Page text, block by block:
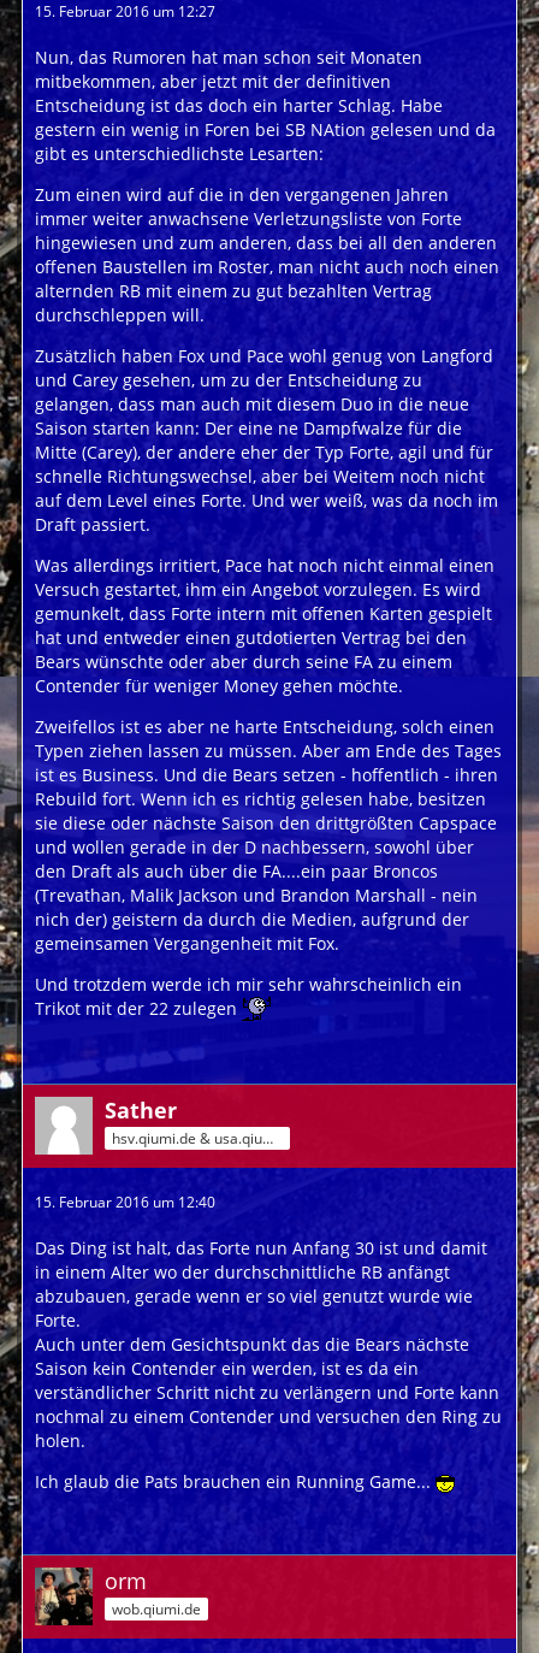
15. Februar 2016 um 12:27
Nun, das Rumoren hat man schon seit Monaten
mitbekommen, aber jetzt mit der definitiven
Entscheidung ist das doch ein harter Schlag. Habe
gestern ein wenig in Foren bei SB NAtion gelesen und da
gibt es unterschiedlichste Lesarten:
Zum einen wird auf die in den vergangenen Jahren
immer weiter anwachsene Verletzungsliste von Forte
hingewiesen und zum anderen, dass bei all den anderen
offenen Baustellen im Roster, man nicht auch noch einen
alternden RB mit einem zu gut bezahlten Vertrag
durchschleppen will.
Zusätzlich haben Fox und Pace wohl genug von Langford
und Carey gesehen, um zu der Entscheidung zu
gelangen, dass man auch mit diesem Duo in die neue
Saison starten kann: Der eine ne Dampfwalze für die
Mitte (Carey), der andere eher der Typ Forte, agil und für
schnelle Richtungswechsel, aber bei Weitem noch nicht
auf dem Level eines Forte. Und wer weiß, was da noch im
Draft passiert.
Was allerdings irritiert, Pace hat noch nicht einmal einen
Versuch gestartet, ihm ein Angebot vorzulegen. Es wird
gemunkelt, dass Forte intern mit offenen Karten gespielt
hat und entweder einen gutdotierten Vertrag bei den
Bears wünschte oder aber durch seine FA zu einem
Contender für weniger Money gehen möchte.
Zweifellos ist es aber ne harte Entscheidung, solch einen
Typen ziehen lassen zu müssen. Aber am Ende des Tages
ist es Business. Und die Bears setzen - hoffentlich - ihren
Rebuild fort. Wenn ich es richtig gelesen habe, besitzen
sie diese oder nächste Saison den drittgrößten Capspace
und wollen gerade in der D nachbessern, sowohl über
den Draft als auch über die FA....ein paar Broncos
(Trevathan, Malik Jackson und Brandon Marshall - nein
nich der) geistern da durch die Medien, aufgrund der
gemeinsamen Vergangenheit mit Fox.
Und trotzdem werde ich mir sehr wahrscheinlich ein
Trikot mit der 22 zulegen
Sather
hsv.qiumi.de & usa.qiumi.de
15. Februar 2016 um 12:40
Das Ding ist halt, das Forte nun Anfang 30 ist und damit
in einem Alter wo der durchschnittliche RB anfängt
abzubauen, gerade wenn er so viel genutzt wurde wie
Forte.
Auch unter dem Gesichtspunkt das die Bears nächste
Saison kein Contender ein werden, ist es da ein
verständlicher Schritt nicht zu verlängern und Forte kann
nochmal zu einem Contender und versuchen den Ring zu
holen.
Ich glaub die Pats brauchen ein Running Game...
orm
wob.qiumi.de